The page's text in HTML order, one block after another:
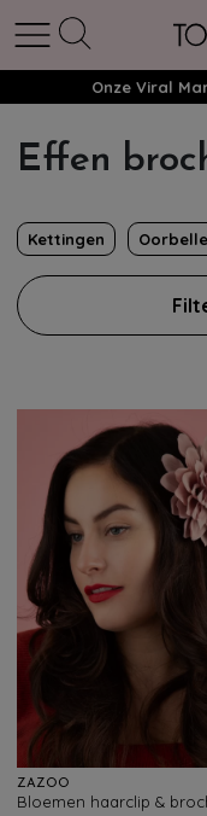
Onze Viral
Effen
Kettingen
ZAZOO